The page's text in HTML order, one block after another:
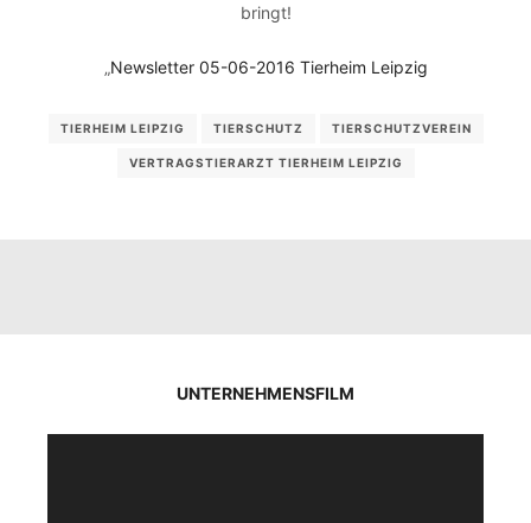
bringt!
„Newsletter 05-06-2016 Tierheim Leipzig
TIERHEIM LEIPZIG TIERSCHUTZ TIERSCHUTZVEREIN
VERTRAGSTIERARZT TIERHEIM LEIPZIG
UNTERNEHMENSFILM